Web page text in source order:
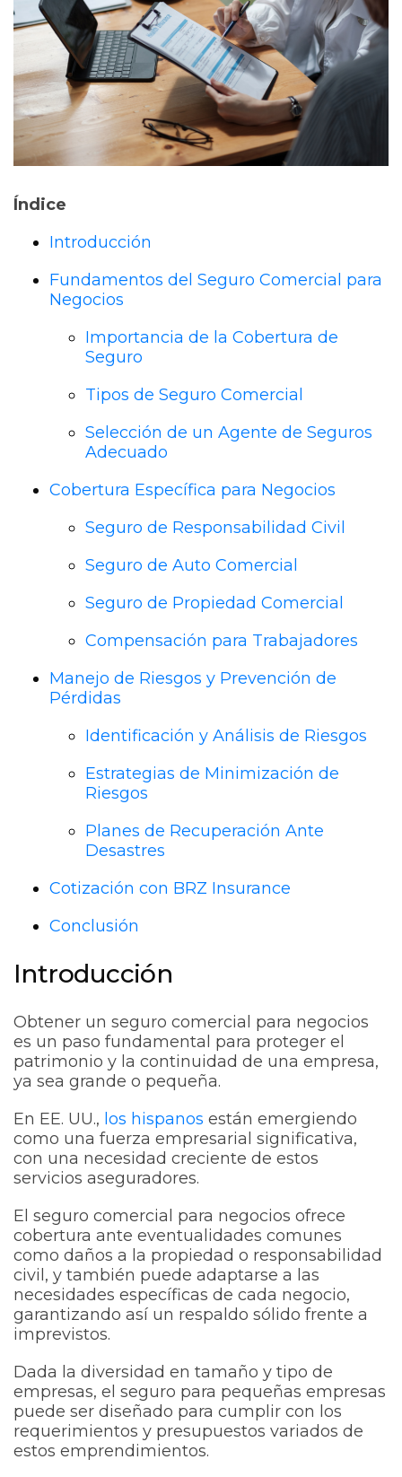
Índice
Introducción
Fundamentos del Seguro Comercial para
Negocios
Importancia de la Cobertura de
Seguro
Tipos de Seguro Comercial
Selección de un Agente de Seguros
Adecuado
Cobertura Específica para Negocios
Seguro de Responsabilidad Civil
Seguro de Auto Comercial
Seguro de Propiedad Comercial
Compensación para Trabajadores
Manejo de Riesgos y Prevención de
Pérdidas
Identificación y Análisis de Riesgos
Estrategias de Minimización de
Riesgos
Planes de Recuperación Ante
Desastres
Cotización con BRZ Insurance
Conclusión
Introducción
Obtener un seguro comercial para negocios
es un paso fundamental para proteger el
patrimonio y la continuidad de una empresa,
ya sea grande o pequeña.
En EE. UU., los hispanos están emergiendo
como una fuerza empresarial significativa,
con una necesidad creciente de estos
servicios aseguradores.
El seguro comercial para negocios ofrece
cobertura ante eventualidades comunes
como daños a la propiedad o responsabilidad
civil, y también puede adaptarse a las
necesidades específicas de cada negocio,
garantizando así un respaldo sólido frente a
imprevistos.
Dada la diversidad en tamaño y tipo de
empresas, el seguro para pequeñas empresas
puede ser diseñado para cumplir con los
requerimientos y presupuestos variados de
estos emprendimientos.